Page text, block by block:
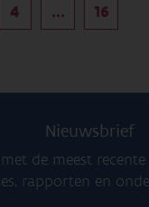
4 ... 16
Nieuwsbrief
de meest
rapporten en